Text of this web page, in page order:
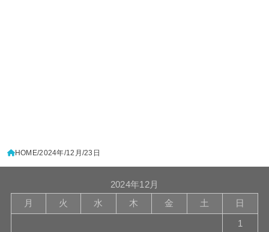
HOME 2024年 12月 23日
2024年12月
月
火 水 木 金 土 日
1